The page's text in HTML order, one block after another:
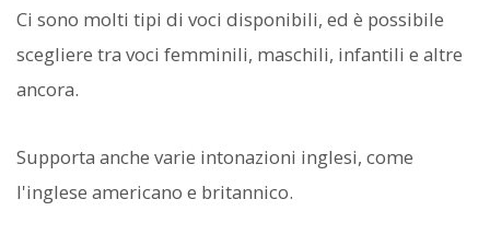
Ci sono molti tipi di voci disponibili, ed è possibile
scegliere tra voci femminili, maschili, infantili e altre
ancora.
Supporta anche varie intonazioni inglesi, come
l'inglese americano e britannico.